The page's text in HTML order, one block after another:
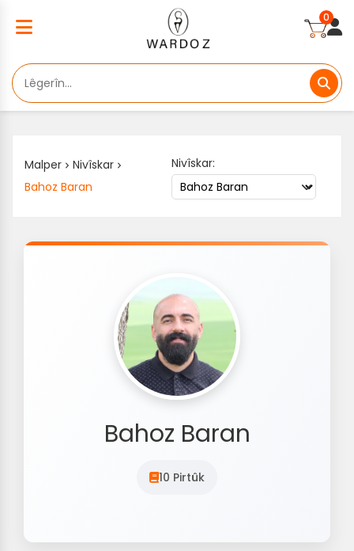
0
Malper
Nivîskar
Bahoz Baran
Nivîskar:
Bahoz Baran
10 Pirtûk